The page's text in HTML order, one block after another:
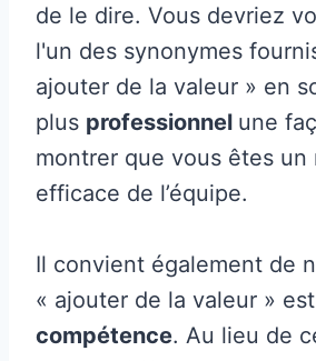
de le dire. Vous devriez
l'un des synonymes
ajouter de la valeur » en
plus professionnel une
montrer que vous êtes un
efficace de l’équipe.
Il convient également de
« ajouter de la valeur » est
compétence. Au lieu de